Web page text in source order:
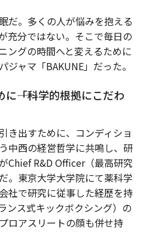
だ。多くの人が悩みを抱える
充分ではない。そこで毎日の
ングの時間へと変えるために
ャマ「BAKUNE」だった。
――「科学的根拠にこだわ
き出すために、コンディショ
中西の経営哲学に共鳴し、研
Chief R&D Officer（最高研究
。東京大学大学院にて薬科学
社で研究に従事した経歴を持
ンス式キックボクシング）の
ロアスリートの顔も併せ持